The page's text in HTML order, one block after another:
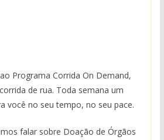
Programa Corrida On Demand,
de rua. Toda semana um
você no seu tempo, no seu pace.
falar sobre Doação de Órgãos